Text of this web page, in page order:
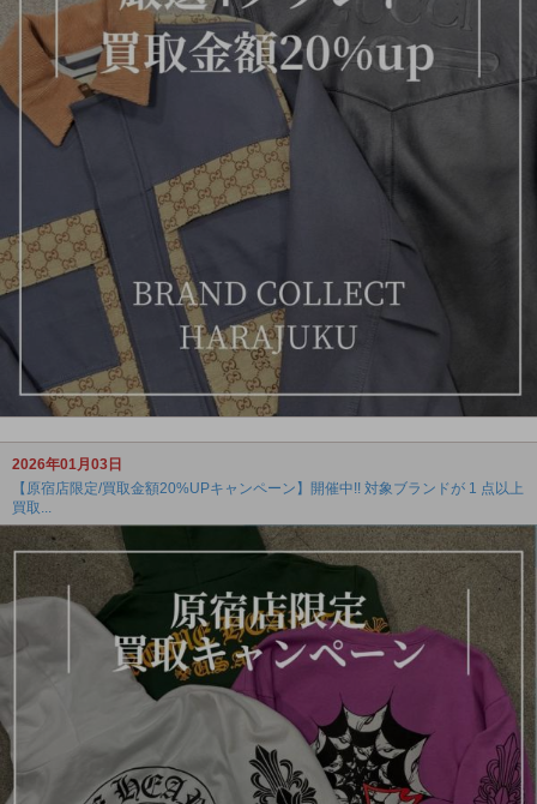
2026年01月03日
【原宿店限定/買取金額20%UPキャンペーン】開催中!! 対象ブランドが 1 点以上
買取...